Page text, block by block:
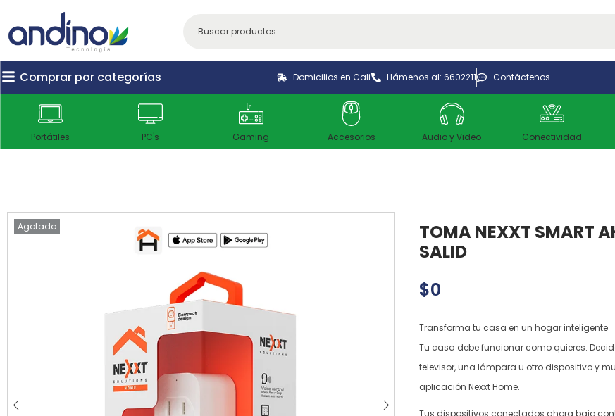
Comprar por categorías Domicilios en Cali Llámenos al: 6602211 Contáctenos
Portátiles PC's Gaming Accesorios Audio y Video Conectividad
Agotado
TOMA NEXXT SMART
SALID
$0
Transforma tu casa en un hogar inteligente
Tu casa debe funcionar como quieres.
televisor, una lámpara u otro dispositivo y
aplicación Nexxt Home.
Tus dispositivos conectados ahora bajo